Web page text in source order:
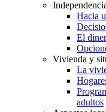
Hacia
El
Vivienda y
La
adultos